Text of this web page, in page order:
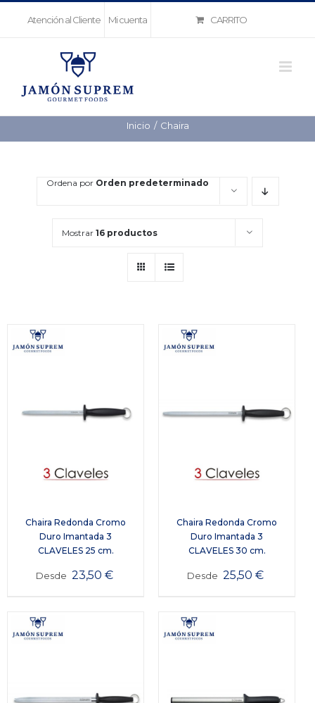
Atención al Cliente Mi cuenta CARRITO
Inicio Chaira
Ordena por Orden predeterminado
Mostrar 16 productos
Chaira Redonda Cromo
Duro Imantada 3
CLAVELES 25 cm.
Desde 23,50 €
Chaira Redonda Cromo
Duro Imantada 3
CLAVELES 30 cm.
Desde 25,50€